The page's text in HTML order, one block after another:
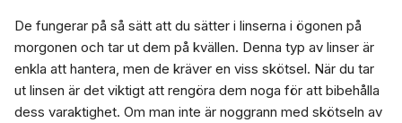
De fungerar på så sätt att du sätter i linserna i ögonen på
morgonen och tar ut dem på kvällen. Denna typ av linser är
enkla att hantera, men de kräver en viss skötsel. När du tar
ut linsen är det viktigt att rengöra dem noga för att bibehålla
dess varaktighet. Om man inte är noggrann med skötseln av